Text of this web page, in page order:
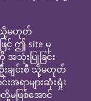
သို့မဟုတ်
ြင့် ဤ site မှ
းပြုခြင်း
ချင်းစီ သို့မဟုတ်
အရာများဆုံးရှုံး
မဖြစ်အောင်